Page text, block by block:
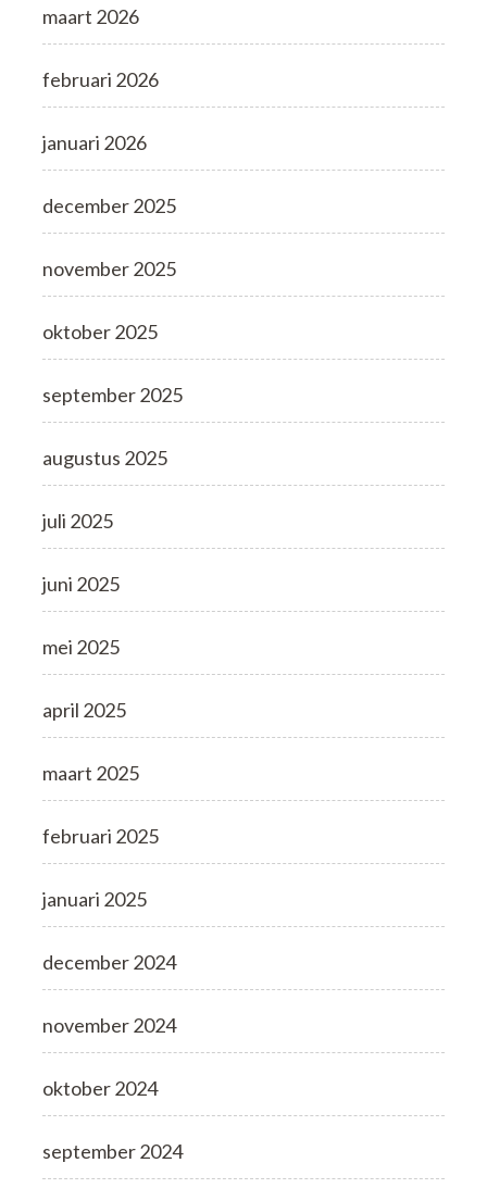
maart 2026
februari 2026
januari 2026
december 2025
november 2025
oktober 2025
september 2025
augustus 2025
juli 2025
juni 2025
mei 2025
april 2025
maart 2025
februari 2025
januari 2025
december 2024
november 2024
oktober 2024
september 2024